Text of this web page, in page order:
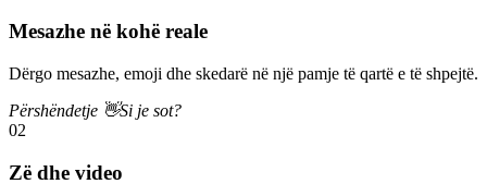
Mesazhe në kohë reale
Dërgo mesazhe, emoji dhe skedarë në një pamje të qartë e të shpejtë.
Përshëndetje 👋Si je sot?
02
Zë dhe video